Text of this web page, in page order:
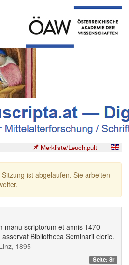
Merkliste/Leuchtpult
ist abgelaufen. Sie arbeiten
manu scriptorum et annis 1470-
Bibliotheca Seminarii cleric.
1895
Seite: 8r